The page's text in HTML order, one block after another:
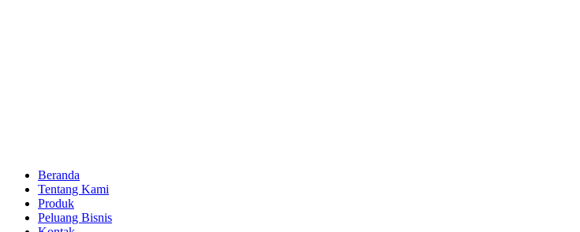
Beranda
Tentang Kami
Produk
Peluang Bisnis